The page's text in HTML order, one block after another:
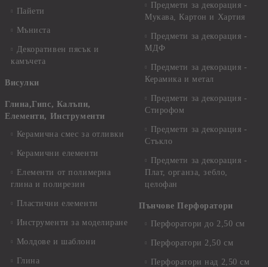
Пайети
Мъниста
Декоративен пясък и
камъчета
Висулки
Глина,Гипс, Калъпи,
Елементи, Инструменти
Керамична смес за отливки
Керамични елементи
Елементи от полимерна
глина и полирезин
Пластични елементи
Инструменти за моделиране
Молдове и шаблони
Глина
Предмети за декорация -
Мукава, Картон и Хартия
Предмети за декорация -
МДФ
Предмети за декорация -
Керамика и метал
Предмети за декорация -
Стирофом
Предмети за декорация -
Стъкло
Предмети за декорация -
Плат, органза, зебло,
целофан
Пънчове Перфоратори
Перфоратори до 2,50 см
Перфоратори 2,50 см
Перфоратори над 2,50 см